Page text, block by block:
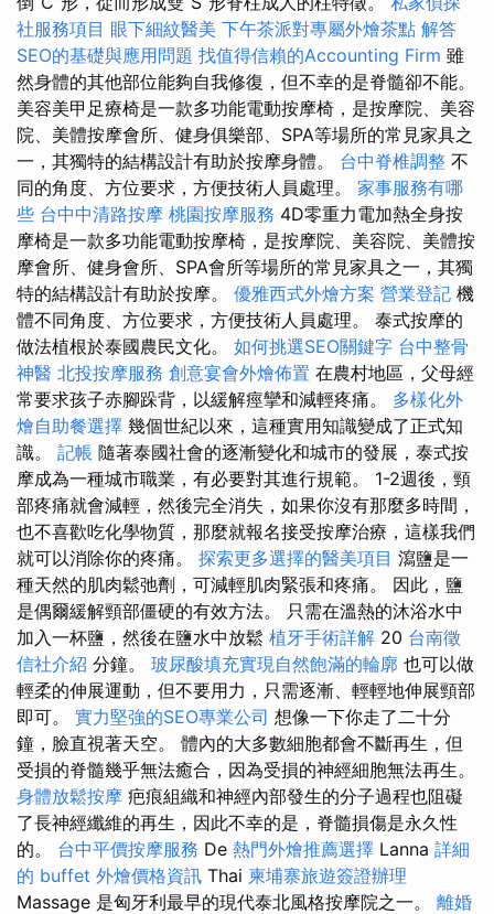
社服務項目 眼下細紋醫美 下午茶派對專屬外燴茶點 解答
SEO的基礎與應用問題 找值得信賴的Accounting Firm 雖
然身體的其他部位能夠自我修復，但不幸的是脊髓卻不能。
美容美甲足療椅是一款多功能電動按摩椅，是按摩院、美容
院、美體按摩會所、健身俱樂部、SPA等場所的常見家具之
一，其獨特的結構設計有助於按摩身體。 台中脊椎調整 不
同的角度、方位要求，方便技術人員處理。 家事服務有哪
些 台中中清路按摩 桃園按摩服務 4D零重力電加熱全身按
摩椅是一款多功能電動按摩椅，是按摩院、美容院、美體按
摩會所、健身會所、SPA會所等場所的常見家具之一，其獨
特的結構設計有助於按摩。 優雅西式外燴方案 營業登記 機
體不同角度、方位要求，方便技術人員處理。 泰式按摩的
做法植根於泰國農民文化。 如何挑選SEO關鍵字 台中整骨
神醫 北投按摩服務 創意宴會外燴佈置 在農村地區，父母經
常要求孩子赤腳跺背，以緩解痙攣和減輕疼痛。 多樣化外
燴自助餐選擇 幾個世紀以來，這種實用知識變成了正式知
識。 記帳 隨著泰國社會的逐漸變化和城市的發展，泰式按
摩成為一種城市職業，有必要對其進行規範。 1-2週後，頸
部疼痛就會減輕，然後完全消失，如果你沒有那麼多時間，
也不喜歡吃化學物質，那麼就報名接受按摩治療，這樣我們
就可以消除你的疼痛。 探索更多選擇的醫美項目 瀉鹽是一
種天然的肌肉鬆弛劑，可減輕肌肉緊張和疼痛。 因此，鹽
是偶爾緩解頸部僵硬的有效方法。 只需在溫熱的沐浴水中
加入一杯鹽，然後在鹽水中放鬆 植牙手術詳解 20 台南徵
信社介紹 分鐘。 玻尿酸填充實現自然飽滿的輪廓 也可以做
輕柔的伸展運動，但不要用力，只需逐漸、輕輕地伸展頸部
即可。 實力堅強的SEO專業公司 想像一下你走了二十分
鐘，臉直視著天空。 體內的大多數細胞都會不斷再生，但
受損的脊髓幾乎無法癒合，因為受損的神經細胞無法再生。
身體放鬆按摩 疤痕組織和神經內部發生的分子過程也阻礙
了長神經纖維的再生，因此不幸的是，脊髓損傷是永久性
的。 台中平價按摩服務 De 熱門外燴推薦選擇 Lanna 詳細
的 buffet 外燴價格資訊 Thai 柬埔寨旅遊簽證辦理
Massage 是匈牙利最早的現代泰北風格按摩院之一。 離婚